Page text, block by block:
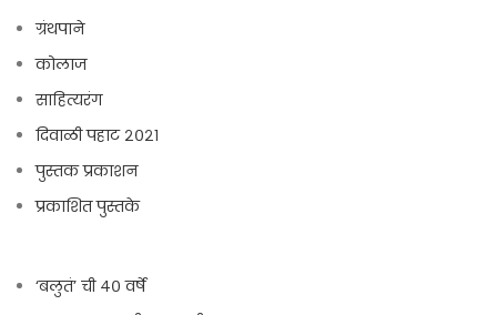
ग्रंथपाने
कोलाज
साहित्यरंग
दिवाळी पहाट २०२१
पुस्तक प्रकाशन
प्रकाशित पुस्तके
‘बलुतं’ ची ४० वर्षे